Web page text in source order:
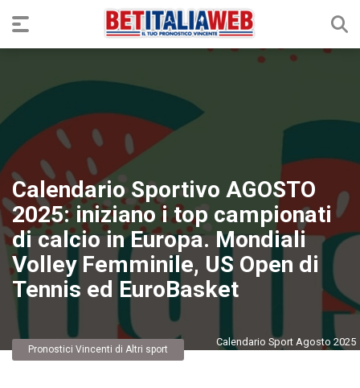
Calendario Sportivo AGOSTO
2025: iniziano i top campionati
di calcio in Europa. Mondiali
Volley Femminile, US Open di
Tennis ed EuroBasket
Calendario Sport Agosto 2025
Pronostici Vincenti di Altri sport